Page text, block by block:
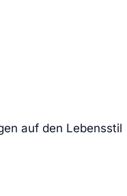
auf den Lebensstil